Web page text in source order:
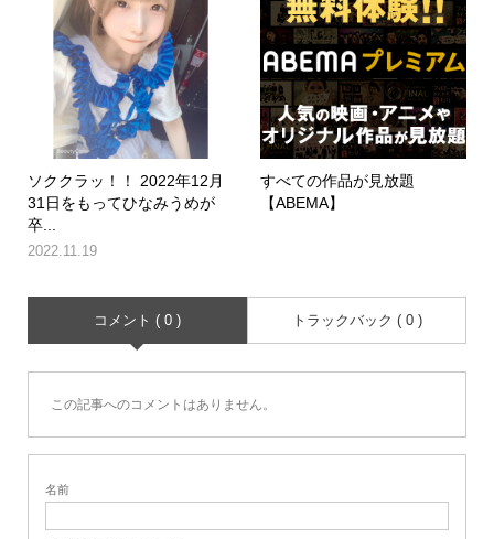
ソククラッ！！ 2022年12月
31日をもってひなみうめが
卒...
2022.11.19
すべての作品が見放題
【ABEMA】
コメント ( 0 ) トラックバック ( 0 )
この記事へのコメントはありません。
名前